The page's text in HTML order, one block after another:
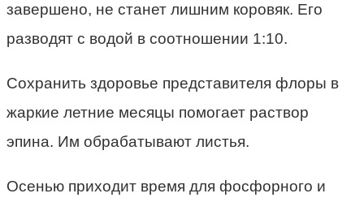
завершено, не станет лишним коровяк. Его
разводят с водой в соотношении 1:10.
Сохранить здоровье представителя флоры в
жаркие летние месяцы помогает раствор
эпина. Им обрабатывают листья.
Осенью приходит время для фосфорного и